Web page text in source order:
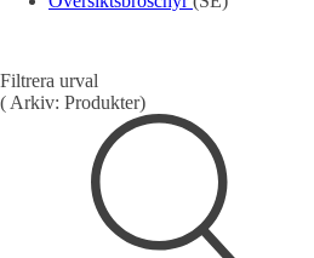
LjusridåerLjustorn
Filtrera urval
( Arkiv: Produkter)